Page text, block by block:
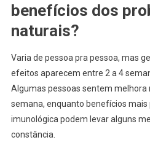
benefícios dos
naturais?
Varia de pessoa pra pessoa, mas
efeitos aparecem entre 2 a 4
Algumas pessoas sentem melhora
semana, enquanto benefícios
imunológica podem levar alguns
constância.